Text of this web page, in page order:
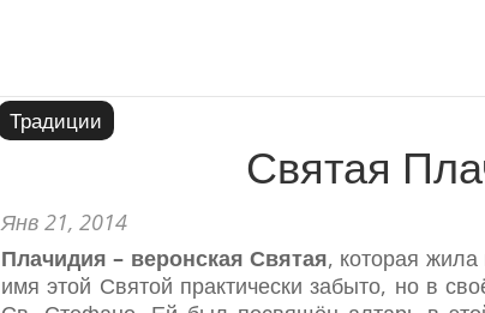
Традиции
Святая
Янв 21, 2014
Плачидия – веронская Святая, которая
имя этой Святой практически забыто, но в